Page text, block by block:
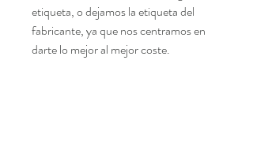
etiqueta, o dejamos la etiqueta del
fabricante, ya que nos centramos en
darte lo mejor al mejor coste.